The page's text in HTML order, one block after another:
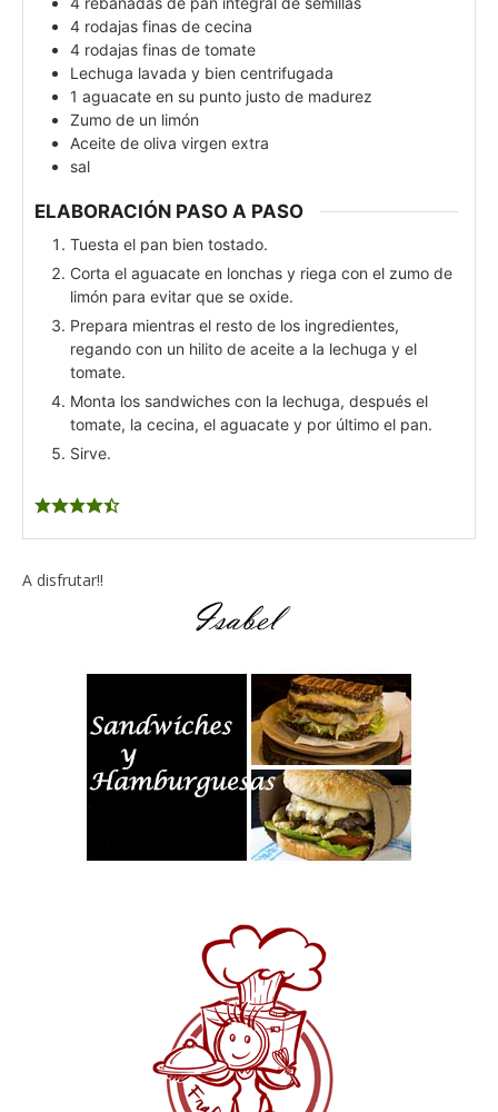
4 rodajas finas de cecina
4 rodajas finas de tomate
Lechuga lavada y bien centrifugada
1 aguacate en su punto justo de madurez
Zumo de un limón
Aceite de oliva virgen extra
sal
ELABORACIÓN PASO A PASO
Tuesta el pan bien tostado.
Corta el aguacate en lonchas y riega con el zumo de
limón para evitar que se oxide.
Prepara mientras el resto de los ingredientes,
regando con un hilito de aceite a la lechuga y el
tomate.
Monta los sandwiches con la lechuga, después el
tomate, la cecina, el aguacate y por último el pan.
Sirve.
A disfrutar!!